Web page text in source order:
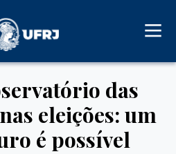
das
eleições: um
é possível